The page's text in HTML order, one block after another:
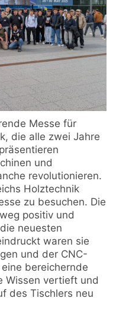
Messe für
die alle zwei Jahre
und
revolutionieren.
Holztechnik
zu besuchen. Die
positiv und
neuesten
waren sie
und der CNC-
bereichernde
Wissen vertieft und
des Tischlers neu